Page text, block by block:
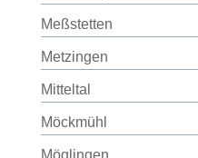
Meßstetten
Metzingen
Mitteltal
Möckmühl
Möglingen